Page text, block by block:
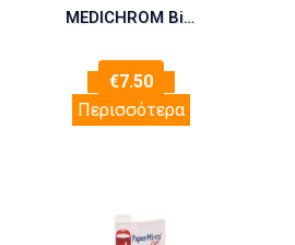
MEDICHROM Bio Nowzen Nasal Spray 20ml
€7.50
Περισσότερα